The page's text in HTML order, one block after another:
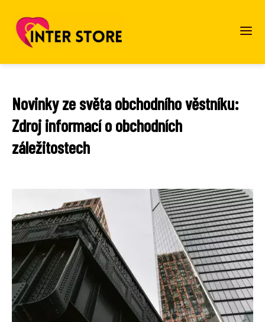
Novinky ze světa obchodního věstníku:
Zdroj informací o obchodních
záležitostech